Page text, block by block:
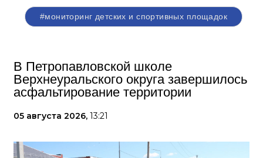
#мониторинг детских и спортивных площадок
В Петропавловской школе
Верхнеуральского округа завершилось
асфальтирование территории
05 августа 2026, 13:21